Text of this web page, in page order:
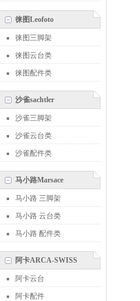
徕图Leofoto
徕图三脚架
徕图云台类
徕图配件类
沙雀sachtler
沙雀三脚架
沙雀云台类
沙雀配件类
马小路Marsace
马小路 三脚架
马小路 云台类
马小路 配件类
阿卡ARCA-SWISS
阿卡云台
阿卡配件